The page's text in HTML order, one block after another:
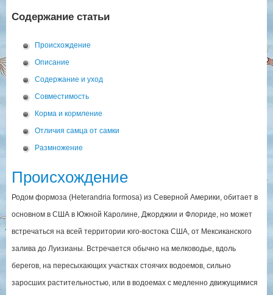
Содержание статьи
Происхождение
Описание
Содержание и уход
Совместимость
Корма и кормление
Отличия самца от самки
Размножение
Происхождение
Родом формоза (Heterandria formosa) из Северной Америки, обитает в
основном в США в Южной Каролине, Джорджии и Флориде, но может
встречаться на всей территории юго-востока США, от Мексиканского
залива до Луизианы. Встречается обычно на мелководье, вдоль
берегов, на пересыхающих участках стоячих водоемов, сильно
заросших растительностью, или в водоемах с медленно движущимися